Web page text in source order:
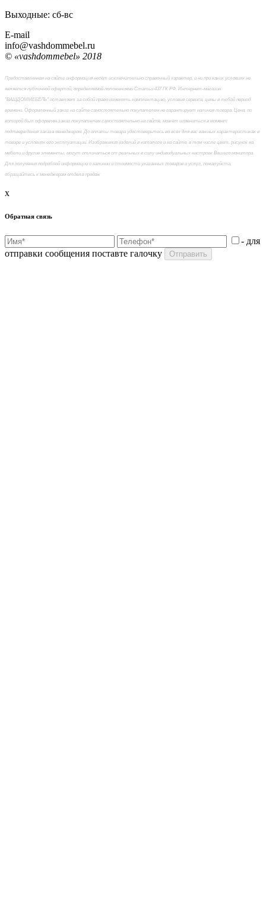
Выходные: сб-вc
E-mail
info@vashdommebel.ru
© «vashdommebel» 2018
Предоставленная на сайте информация несёт исключительно справочный характер, и ни при каких условиях не
является публичной офертой, определяемой положениями Статьи 437 ГК РФ. Интернет-магазин
"ВАШДОММЕБЕЛЬ" оставляет за собой право изменять комплектацию, условия сервиса, цены в любой период
времени. Оформленный заказ на сайте самостоятельно покупателем не гарантирует наличия товара. Цена, по
которой был оформлен заказ покупателем самостоятельно на сайте, может измениться в момент
подтверждения заказа менеджером. До оплаты товара удостоверьтесь во всех для вас важных характеристиках в
товаре и условиях его эксплуатации. Изображения изделий в каталоге и на сайте, в том числе цвет, рисунок на
мебели и другие элементы, могут отличаться от реальных в силу индивидуальных настроек Вашего монитора.
Для получения подробной информации о наличии и стоимости указанных товаров и услуг, пожалуйста,
обращайтесь к менеджерам отдела продаж
x
Обратная связь
- для
отправки сообщения поставте галочку